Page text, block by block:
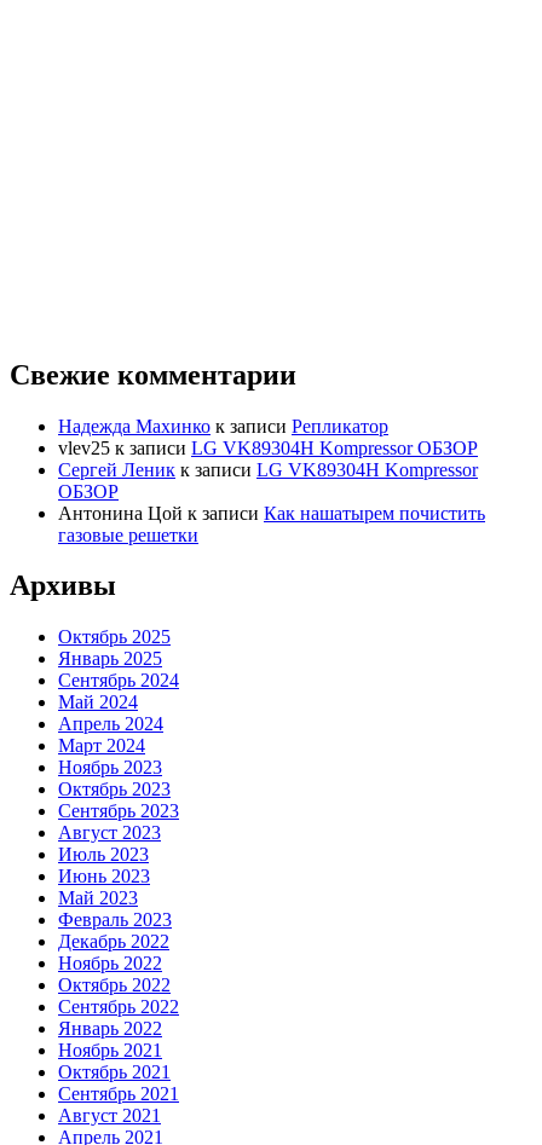
Свежие комментарии
Надежда Махинко к записи Репликатор
vlev25 к записи LG VK89304H Kompressor ОБЗОР
Сергей Леник к записи LG VK89304H Kompressor
ОБЗОР
Антонина Цой к записи Как нашатырем почистить
газовые решетки
Архивы
Октябрь 2025
Январь 2025
Сентябрь 2024
Май 2024
Апрель 2024
Март 2024
Ноябрь 2023
Октябрь 2023
Сентябрь 2023
Август 2023
Июль 2023
Июнь 2023
Май 2023
Февраль 2023
Декабрь 2022
Ноябрь 2022
Октябрь 2022
Сентябрь 2022
Январь 2022
Ноябрь 2021
Октябрь 2021
Сентябрь 2021
Август 2021
Апрель 2021